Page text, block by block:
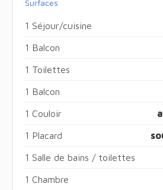
Surfaces
1 Séjour/cuisine
1 Balcon
1 Toilettes
1 Balcon
1 Couloir
1 Placard
1 Salle de bains / toilettes
1 Chambre